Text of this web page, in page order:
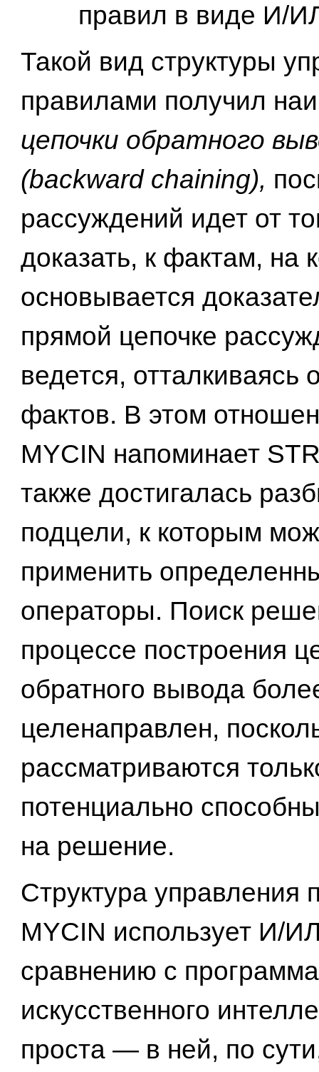
правил в виде И/
Такой вид структуры
правилами получил
цепочки обратного
(backward chaining),
рассуждений идет от
доказать, к фактам, на
основывается
прямой цепочке
ведется,
фактов. В этом
MYCIN напоминает
также достигалась
подцели, к которым
применить
операторы. Поиск
процессе построения
обратного вывода
целенаправлен,
рассматриваются
потенциально
на решение.
Структура управления
MYCIN использует И/
сравнению с
искусственного
проста — в ней, по